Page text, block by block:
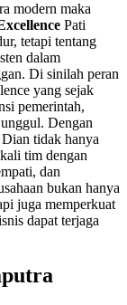
modern maka
Pati
tetapi tentang
dalam
Di sinilah peran
yang sejak
pemerintah,
Dengan
tidak hanya
tim dengan
dan
bukan hanya
juga memperkuat
dapat terjaga